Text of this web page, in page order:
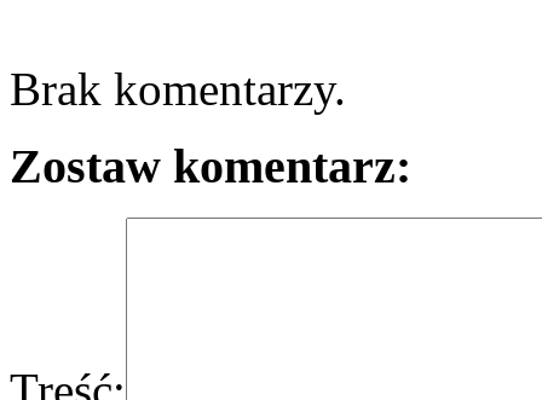
Brak komentarzy.
Zostaw komentarz: